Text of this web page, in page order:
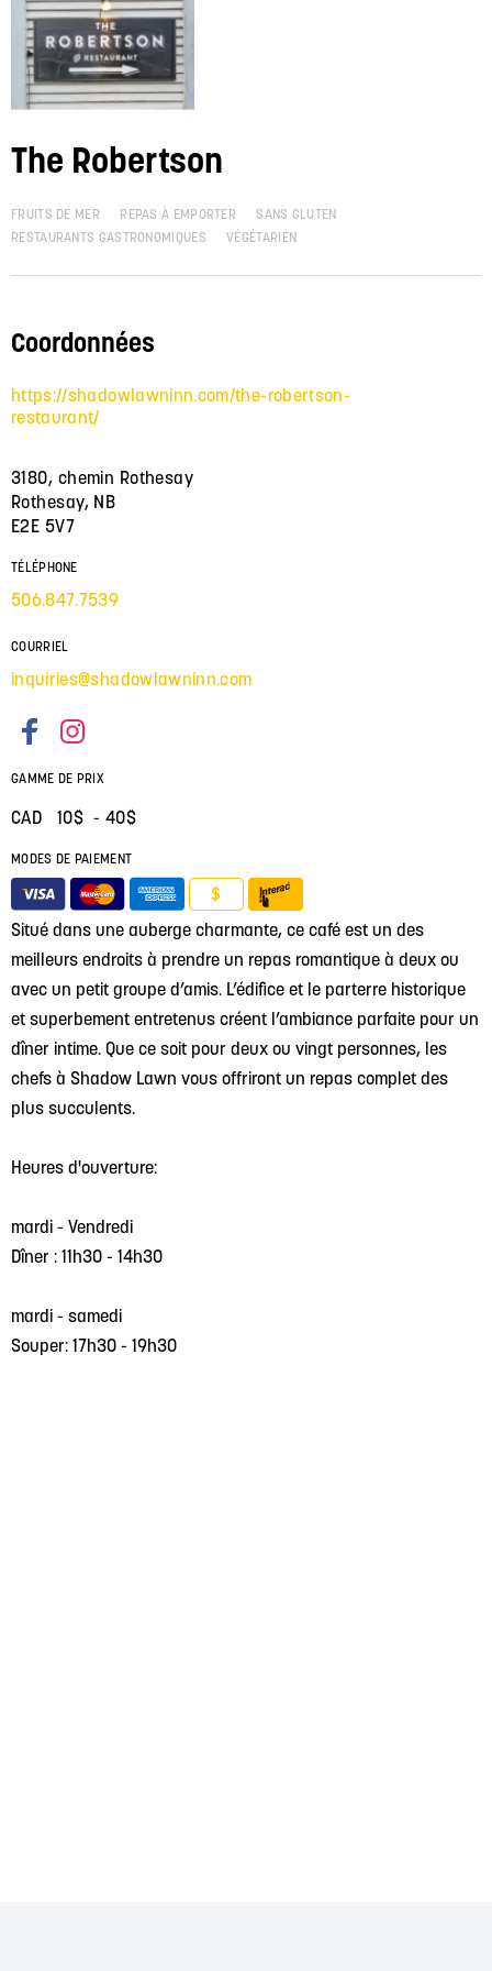
The Robertson
FRUITS DE MER REPAS À EMPORTER
SANS GLUTEN
RESTAURANTS GASTRONOMIQUES
VÉGÉTARIEN
Situé dans une auberge charmante, ce café est un des
meilleurs endroits à prendre un repas romantique à deux ou
avec un petit groupe d’amis. L’édifice et le parterre historique
et superbement entretenus créent l’ambiance parfaite pour un
dîner intime. Que ce soit pour deux ou vingt personnes, les
chefs à Shadow Lawn vous offriront un repas complet des
plus succulents.
Heures d'ouverture:
mardi - Vendredi
Dîner : 11h30 - 14h30
mardi - samedi
Souper: 17h30 - 19h30
Coordonnées
https://shadowlawninn.com/the-robertson-
restaurant/
3180, chemin Rothesay
Rothesay, NB
E2E 5V7
TÉLÉPHONE
506.847.7539
COURRIEL
inquiries@shadowlawninn.com
GAMME DE PRIX
CAD 10$ - 40$
MODES DE PAIEMENT
$